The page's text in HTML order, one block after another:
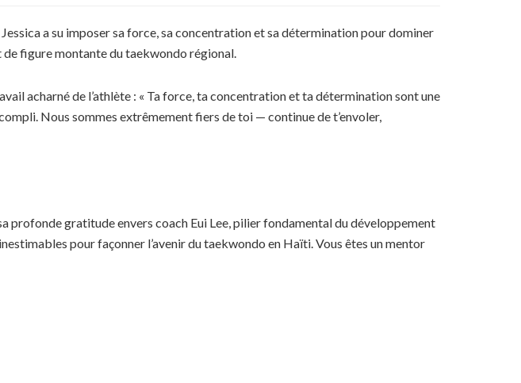
a su imposer sa force, sa concentration et sa détermination pour dominer
figure montante du taekwondo régional.
acharné de l’athlète : « Ta force, ta concentration et ta détermination sont une
Nous sommes extrêmement fiers de toi — continue de t’envoler,
profonde gratitude envers coach Eui Lee, pilier fondamental du développement
pour façonner l’avenir du taekwondo en Haïti. Vous êtes un mentor